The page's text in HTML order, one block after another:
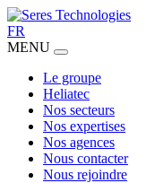
FR
MENU
Le groupe
Heliatec
Nos secteurs
Nos expertises
Nos agences
Nous contacter
Nous rejoindre